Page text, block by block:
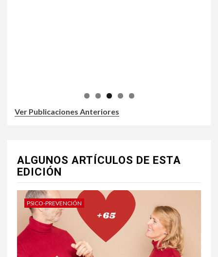
Ver Publicaciones Anteriores
ALGUNOS ARTÍCULOS DE ESTA
EDICIÓN
PSICO-PREVENCIÓN